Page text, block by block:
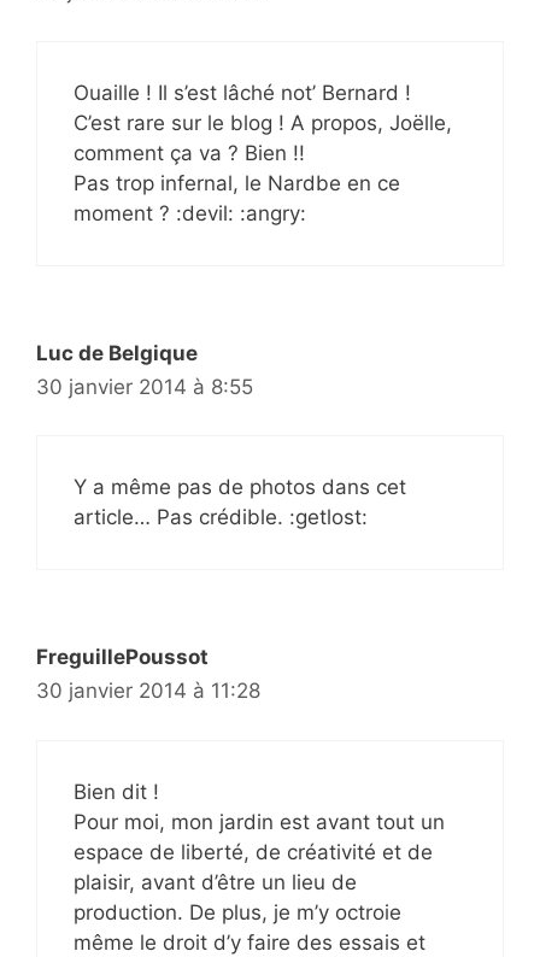
Ouaille ! Il s’est lâché not’ Bernard !
C’est rare sur le blog ! A propos, Joëlle,
comment ça va ? Bien !!
Pas trop infernal, le Nardbe en ce
moment ? :devil: :angry:
Luc de Belgique
30 janvier 2014 à 8:55
Y a même pas de photos dans cet
article… Pas crédible. :getlost:
FreguillePoussot
30 janvier 2014 à 11:28
Bien dit !
Pour moi, mon jardin est avant tout un
espace de liberté, de créativité et de
plaisir, avant d’être un lieu de
production. De plus, je m’y octroie
même le droit d’y faire des essais et